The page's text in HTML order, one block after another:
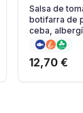
Salsa de
botifarra de
ceba,
anxoves del
12,70 €